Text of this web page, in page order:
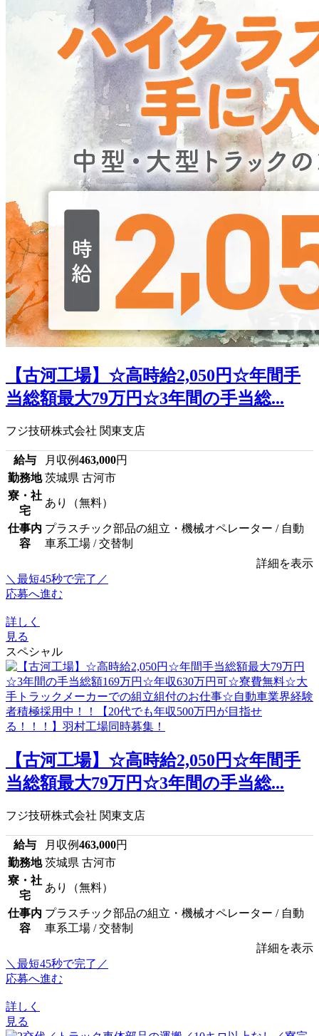
【古河工場】☆高時給2,050円☆年間手
当総額最大79万円☆3年間の手当総...
フジ技研株式会社 関東支店
給与 月収例463,000円
勤務地 茨城県 古河市
寮・社
宅
あり（無料）
仕事内
容
プラスチック部品の組立・機械オペレーター / 自動
車系工場 / 交替制
詳細を表示
＼最短45秒で完了／
応募へ進む
詳しく
見る
スペシャル
【古河工場】☆高時給2,050円☆年間手
当総額最大79万円☆3年間の手当総...
フジ技研株式会社 関東支店
給与 月収例463,000円
勤務地 茨城県 古河市
寮・社
宅
あり（無料）
仕事内
容
プラスチック部品の組立・機械オペレーター / 自動
車系工場 / 交替制
詳細を表示
＼最短45秒で完了／
応募へ進む
詳しく
見る